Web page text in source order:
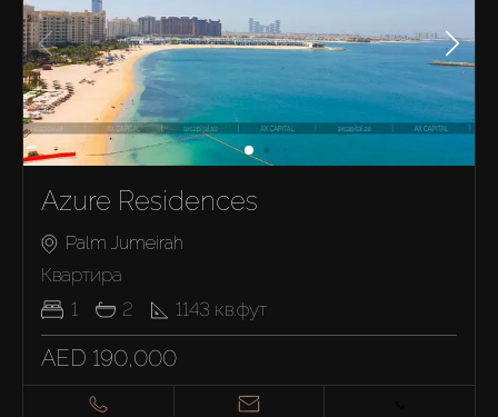
Azure Residences
Palm Jumeirah
Квартира
1
2 1143 кв.фут
AED 190,000